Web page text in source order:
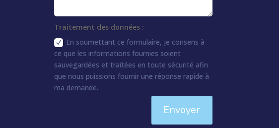
Traitement des données :
En soumettant ce formulaire, je consens à
ce que les informations fournies soient
sauvegardées et traitées en toute sécurité afin
que nous puissions fournir une réponse rapide à
ma demande.
Envoyer